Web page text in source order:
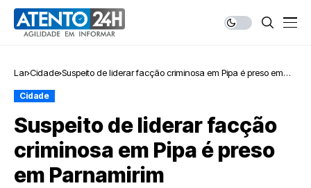
Lar Cidade Suspeito de liderar facção criminosa em Pipa é preso em
Cidade
Suspeito de liderar facção
criminosa em Pipa é preso
em Parnamirim